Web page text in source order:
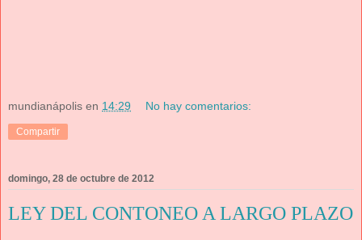
mundianápolis en 14:29 No hay comentarios:
Compartir
domingo, 28 de octubre de 2012
LEY DEL CONTONEO A LARGO PLAZO